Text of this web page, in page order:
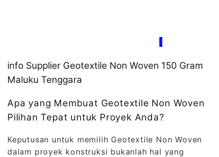
/
info Supplier Geotextile Non Woven 150 Gram
Maluku Tenggara
Apa yang Membuat Geotextile Non Woven
Pilihan Tepat untuk Proyek Anda?
Keputusan untuk memilih Geotextile Non Woven
dalam proyek konstruksi bukanlah hal yang